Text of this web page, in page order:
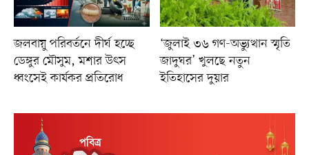
জলবায়ু পরিবর্তনে দীর্ঘ হচ্ছে
ডেঙ্গুর মৌসুম, মশার উৎস
ধ্বংসেই কার্যকর প্রতিরোধ
‘জুলাই ৩৬ গণ-অভ্যুত্থান স্মৃতি
জাদুঘর’ খুলছে নতুন
ইতিহাসের দুয়ার